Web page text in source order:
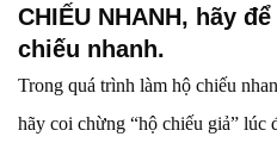
CHIẾU NHANH, hãy
chiếu nhanh.
Trong quá trình làm hộ chiếu
hãy coi chừng “hộ chiếu giả” lúc